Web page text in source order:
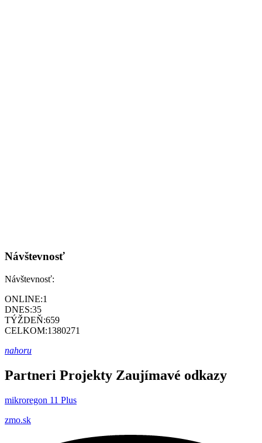
Návštevnosť
Návštevnosť:
ONLINE:1
DNES:35
TÝŽDEŇ:659
CELKOM:1380271
nahoru
Partneri Projekty Zaujímavé odkazy
mikroregon 11 Plus
zmo.sk